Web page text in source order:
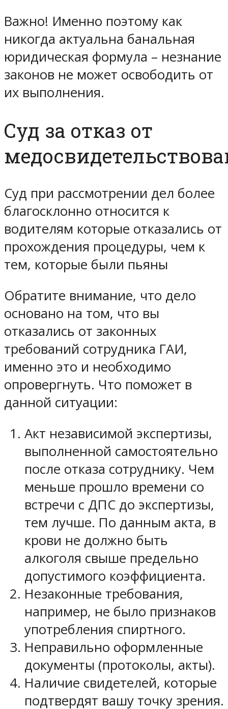
Важно! Именно поэтому как
никогда актуальна банальная
юридическая формула – незнание
законов не может освободить от
их выполнения.
Суд за отказ от
Суд при рассмотрении дел более
благосклонно относится к
водителям которые отказались от
прохождения процедуры, чем к
тем, которые были пьяны
Обратите внимание, что дело
основано на том, что вы
отказались от законных
требований сотрудника ГАИ,
именно это и необходимо
опровергнуть. Что поможет в
данной ситуации:
Акт независимой экспертизы,
выполненной самостоятельно
после отказа сотруднику. Чем
меньше прошло времени со
встречи с ДПС до экспертизы,
тем лучше. По данным акта, в
крови не должно быть
алкоголя свыше предельно
допустимого коэффициента.
Незаконные требования,
например, не было признаков
употребления спиртного.
Неправильно оформленные
документы (протоколы, акты).
Наличие свидетелей, которые
подтвердят вашу точку зрения.